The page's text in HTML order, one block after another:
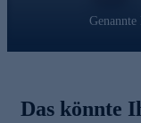
Das könnte